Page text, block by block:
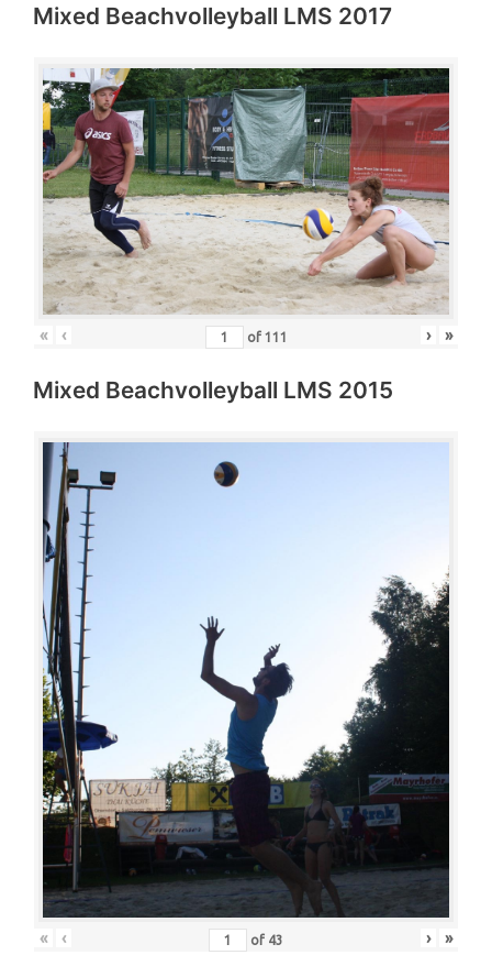
Mixed Beachvolleyball LMS 2017
« ‹ of 111 › »
Mixed Beachvolleyball LMS 2015
« ‹ of 43 › »